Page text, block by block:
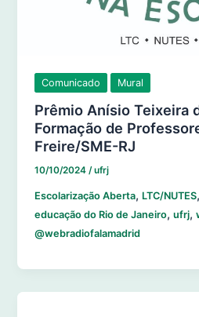
Comunicado Mural
Prêmio Anísio Teixeira
Formação de
Freire/SME-RJ
10/10/2024 /ufrj
Escolarização Aberta, LTC/NUTES
educação do Rio de Janeiro,ufrj,
@webradiofalamadrid